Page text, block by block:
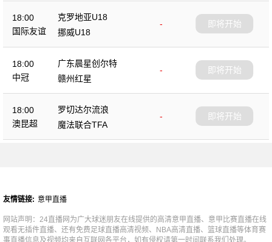
18:00
国际友谊
克罗地亚U18
-
挪威U18
即将开始
18:00
中冠
广东晨星创尔特
-
赣州红星
即将开始
18:00
澳昆超
罗切达尔流浪
-
魔法联合TFA
即将开始
友情链接: 意甲直播
网站声明：24直播网为广大球迷朋友在线提供的高清意甲直播、意甲比赛直播在线
观看无插件直播、还有免费足球直播高清视频、NBA高清直播、篮球直播等体育赛
事直播信息及视频均来自互联网各平台，如有侵权请第一时间联系我们处理。